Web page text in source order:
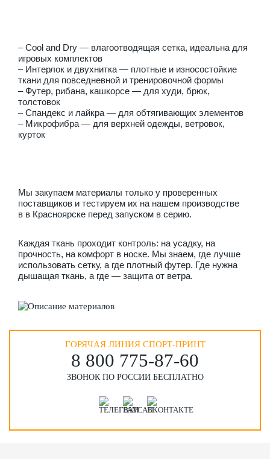
Капитанские повязки
Форма рефери
Нанесение на форму
Хоккей
Гамаши
Чехлы
Предсезонная форма
Теплая одежда
Куртки для хоккеистов
Бейсболки для хоккеистов
Шапки для хоккеистов
–Cool and Dry — влагоотводящая сетка, идеальна для
игровых комплектов
– Интерлок и двухнитка — плотные и износостойкие
ткани для повседневной и тренировочной формы
–Футер, рибана, кашкорсе — для худи, брюк,
толстовок
–Спандекс и лайкра — для обтягивающих элементов
– Микрофибра — для верхней одежды, ветровок,
курток
Мы закупаем материалы только у проверенных
поставщиков и тестируем их на нашем производстве
в в Красноярске перед запуском в серию.
Каждая ткань проходит контроль: на усадку, на
прочность, на комфорт в носке. Мы знаем, где лучше
использовать сетку, а где плотный футер. Где нужна
дышащая ткань, а где — защита от ветра.
ГОРЯЧАЯ ЛИНИЯ СПОРТ-ПРИНТ
8 800 775‑87-60
ЗВОНОК ПО РОССИИ БЕСПЛАТНО